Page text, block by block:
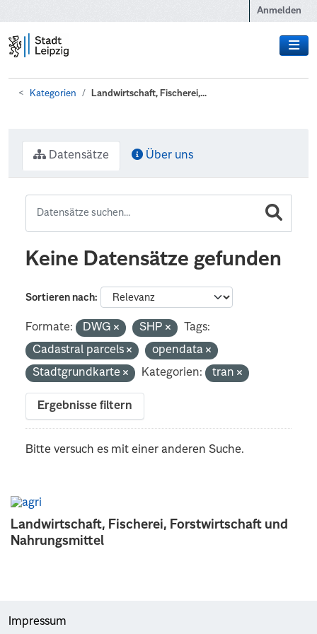
Anmelden
Kategorien Landwirtschaft, Fischerei,...
Landwirtschaft, Fischerei, Forstwirtschaft und
Nahrungsmittel
Datensätze Über uns
Keine Datensätze gefunden
Sortieren nach
Formate: DWG SHP
Tags:
Cadastral parcels
opendata
Stadtgrundkarte
Kategorien: tran
Ergebnisse filtern
Bitte versuch es mit einer anderen Suche.
Impressum